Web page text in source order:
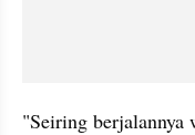
"Seiring berjalannya